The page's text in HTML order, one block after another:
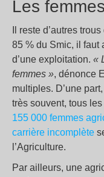
Les
Il reste d’autres
85 % du Smic, il faut
d’une exploitation. «
femmes », dénonce
multiples. D’une
très souvent, tous
155 000 femmes
carrière incomplète
l’Agriculture.
Par ailleurs, une